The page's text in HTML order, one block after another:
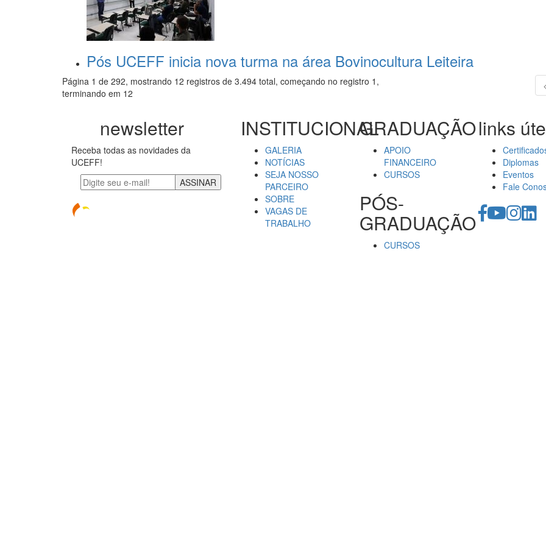
Pós UCEFF inicia nova turma na área Bovinocultura Leiteira
Página 1 de 292, mostrando 12 registros de 3.494 total, começando no registro 1,
terminando em 12
newsletter
Receba todas as novidades da
UCEFF!
ASSINAR
INSTITUCIONAL
GALERIA
NOTÍCIAS
SEJA NOSSO
PARCEIRO
SOBRE
VAGAS DE
TRABALHO
GRADUAÇÃO
APOIO
FINANCEIRO
CURSOS
PÓS-
GRADUAÇÃO
CURSOS
links
Diplomas
Eventos
Fale